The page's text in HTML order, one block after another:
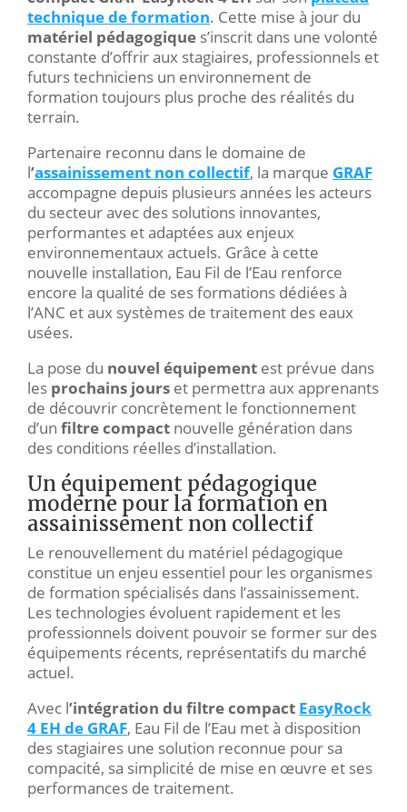
technique de formation. Cette mise à jour du
matériel pédagogique s’inscrit dans une volonté
constante d’offrir aux stagiaires, professionnels et
futurs techniciens un environnement de
formation toujours plus proche des réalités du
terrain.
Partenaire reconnu dans le domaine de
l’assainissement non collectif, la marque GRAF
accompagne depuis plusieurs années les acteurs
du secteur avec des solutions innovantes,
performantes et adaptées aux enjeux
environnementaux actuels. Grâce à cette
nouvelle installation, Eau Fil de l’Eau renforce
encore la qualité de ses formations dédiées à
l’ANC et aux systèmes de traitement des eaux
usées.
La pose du nouvel équipement est prévue dans
les prochains jours et permettra aux apprenants
de découvrir concrètement le fonctionnement
d’un filtre compact nouvelle génération dans
des conditions réelles d’installation.
Un équipement pédagogique
moderne pour la formation en
assainissement non collectif
Le renouvellement du matériel pédagogique
constitue un enjeu essentiel pour les organismes
de formation spécialisés dans l’assainissement.
Les technologies évoluent rapidement et les
professionnels doivent pouvoir se former sur des
équipements récents, représentatifs du marché
actuel.
Avec l’intégration du filtre compact EasyRock
4 EH de GRAF, Eau Fil de l’Eau met à disposition
des stagiaires une solution reconnue pour sa
compacité, sa simplicité de mise en œuvre et ses
performances de traitement.